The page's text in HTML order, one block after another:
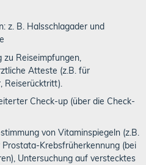
z. B. Halsschlagader und
Reiseimpfungen,
Atteste (z.B. für
Reiserücktritt).
Check-up (über die Check-
von Vitaminspiegeln (z.B.
Krebsfrüherkennung (bei
Untersuchung auf verstecktes